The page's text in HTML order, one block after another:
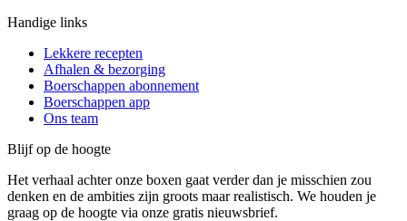
Handige links
Lekkere recepten
Afhalen & bezorging
Boerschappen abonnement
Boerschappen app
Ons team
Blijf op de hoogte
Het verhaal achter onze boxen gaat verder dan je misschien zou
denken en de ambities zijn groots maar realistisch. We houden je
graag op de hoogte via onze gratis nieuwsbrief.